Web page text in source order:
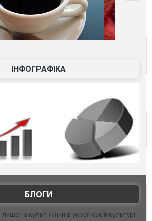
ІНФОГРАФІКА
БЛОГИ
лише на культ жінки в українській культурі